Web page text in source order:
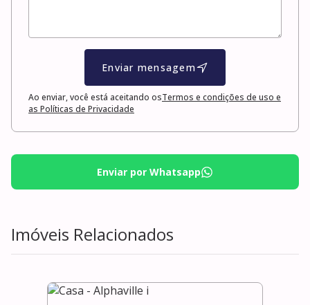
Enviar mensagem
Ao enviar, você está aceitando osTermos e condições de uso e
as Políticas de Privacidade
Enviar por Whatsapp
Imóveis Relacionados